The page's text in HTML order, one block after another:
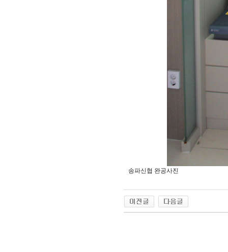
송파신협 완공사진